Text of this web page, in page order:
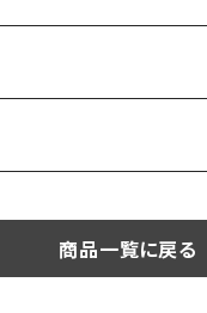
商品一覧に戻る